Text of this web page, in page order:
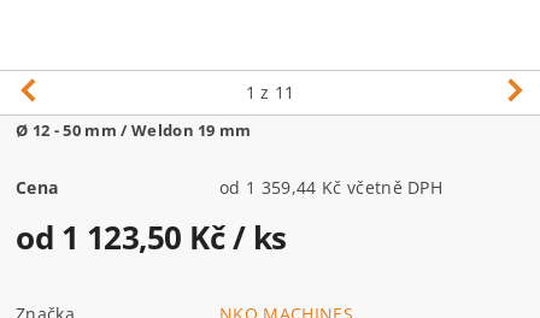
1 z 11
Ø 12 - 50 mm / Weldon 19 mm
Cena od 1 359,44 Kč včetně DPH
od 1 123,50 Kč/ ks
Značka
NKO MACHINES